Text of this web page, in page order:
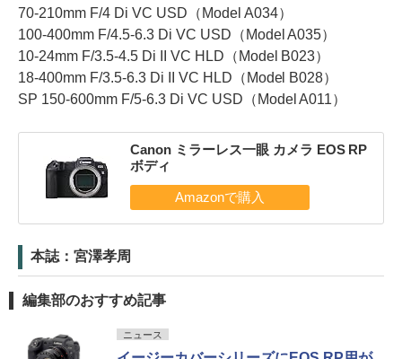
70-210mm F/4 Di VC USD（Model A034）
100-400mm F/4.5-6.3 Di VC USD（Model A035）
10-24mm F/3.5-4.5 Di II VC HLD（Model B023）
18-400mm F/3.5-6.3 Di II VC HLD（Model B028）
SP 150-600mm F/5-6.3 Di VC USD（Model A011）
Canon ミラーレス一眼 カメラ EOS RP
ボディ
本誌：宮澤孝周
編集部のおすすめ記事
ニュース